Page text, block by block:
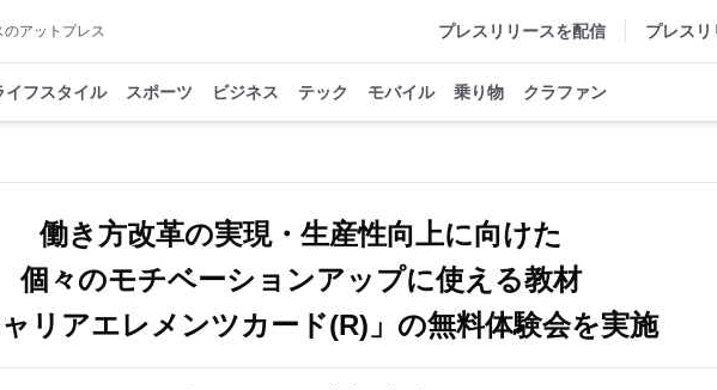
アットプレス プレスリリースを配信 プレス
イフスタイル スポーツ ビジネス テック モバイル 乗り物 クラファン
働き方改革の実現・生産性向上に向けた
個々のモチベーションアップに使える教材
ャリアエレメンツカード(R)」の無料体験会を実施